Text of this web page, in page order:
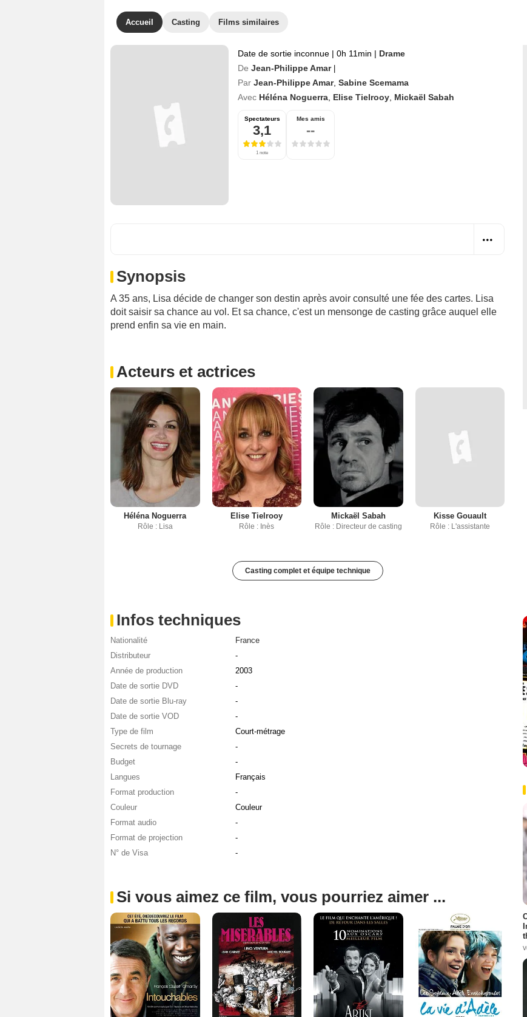
Accueil Casting Films similaires
Date de sortie inconnue | 0h 11min | Drame
De Jean-Philippe Amar
Par Jean-Philippe Amar, Sabine Scemama
Avec Héléna Noguerra Elise Tielrooy Mickaël Sabah
Spectateurs
3,1
1 note
Mes amis
--
Synopsis
A 35 ans, Lisa décide de changer son destin après avoir consulté une fée des cartes. Lisa
doit saisir sa chance au vol. Et sa chance, c'est un mensonge de casting grâce auquel elle
prend enfin sa vie en main.
Acteurs et actrices
Héléna Noguerra
Rôle : Lisa
Elise Tielrooy
Rôle : Inès
Mickaël Sabah
Rôle : Directeur de casting
Kisse Gouault
Rôle : L'assistante
Casting complet et équipe technique
Infos techniques
Nationalité
France
Distributeur
-
Année de production
2003
Date de sortie DVD
-
Date de sortie Blu-ray
-
Date de sortie VOD
-
Type de film
Court-métrage
Secrets de tournage
-
Budget
-
Langues
Français
Format production
-
Couleur
Couleur
Format audio
-
Format de projection
-
N° de Visa
-
Si vous aimez ce film, vous pourriez aimer ...